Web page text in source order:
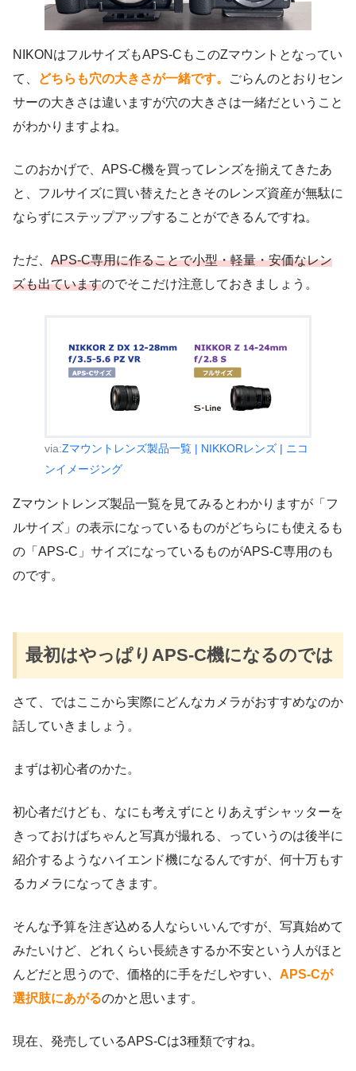
NIKONはフルサイズもAPS-CもこのZマウントとなってい
て、
どちらも穴の大きさが一緒です。
ごらんのとおりセン
サーの大きさは違いますが穴の大きさは一緒だということ
がわかりますよね。
このおかげで、APS-C機を買ってレンズを揃えてきたあ
と、フルサイズに買い替えたときそのレンズ資産が無駄に
ならずにステップアップすることができるんですね。
ただ、 APS-C専用に作ることで小型・軽量・安価なレン
ズも出ていますのでそこだけ注意しておきましょう。
via:Zマウントレンズ製品一覧 | NIKKORレンズ | ニコ
ンイメージング
Zマウントレンズ製品一覧を見てみるとわかりますが「フ
ルサイズ」の表示になっているものがどちらにも使えるも
の「APS-C」サイズになっているものがAPS-C専用のも
のです。
最初はやっぱりAPS-C機になるのでは
さて、ではここから実際にどんなカメラがおすすめなのか
話していきましょう。
まずは初心者のかた。
初心者だけども、なにも考えずにとりあえずシャッターを
きっておけばちゃんと写真が撮れる、っていうのは後半に
紹介するようなハイエンド機になるんですが、何十万もす
るカメラになってきます。
そんな予算を注ぎ込める人ならいいんですが、写真始めて
みたいけど、どれくらい長続きするか不安という人がほと
んどだと思うので、価格的に手をだしやすい、 APS-Cが
選択肢にあがるのかと思います。
現在、発売しているAPS-Cは3種類ですね。